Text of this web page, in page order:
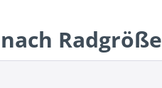
Radgröße